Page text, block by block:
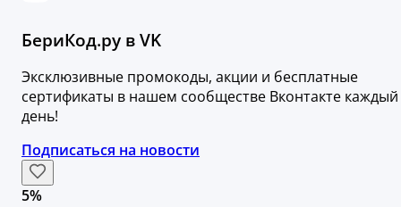
БериКод.ру в VK
Эксклюзивные промокоды, акции и бесплатные
сертификаты в нашем сообществе Вконтакте каждый
день!
Подписаться на новости
5%